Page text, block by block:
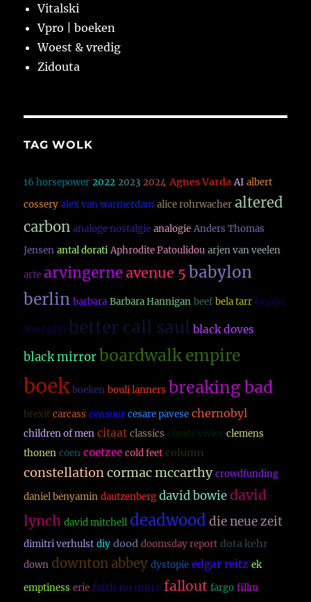
Vitalski
Vpro | boeken
Woest & vredig
Zidouta
TAG WOLK
16 horsepower 2022 2023 2024 Agnes Varda AI albert
cossery alex van warmerdam alice rohrwacher altered
carbon analoge nostalgie analogie Anders Thomas
Jensen antal dorati Aphrodite Patoulidou arjen van veelen
arte arvingerne avenue 5 babylon
berlin barbara Barbara Hannigan beef bela tarr beppe
fenoglio better call saul black doves
black mirror boardwalk empire
boek boeken bouli lanners breaking bad
brexit carcass censuur cesare pavese chernobyl
children of men citaat classics claude vivier clemens
thonen coen coetzee cold feet column
constellationcormac mccarthy crowdfunding
daniel benyamin dautzenberg david bowie david
lynch david mitchell deadwood die neue zeit
dimitri verhulst diy dood doomsday report dota kehr
down downton abbey dystopie edgar reitz ek
emptiness erie faith no more fallout fargo fillm